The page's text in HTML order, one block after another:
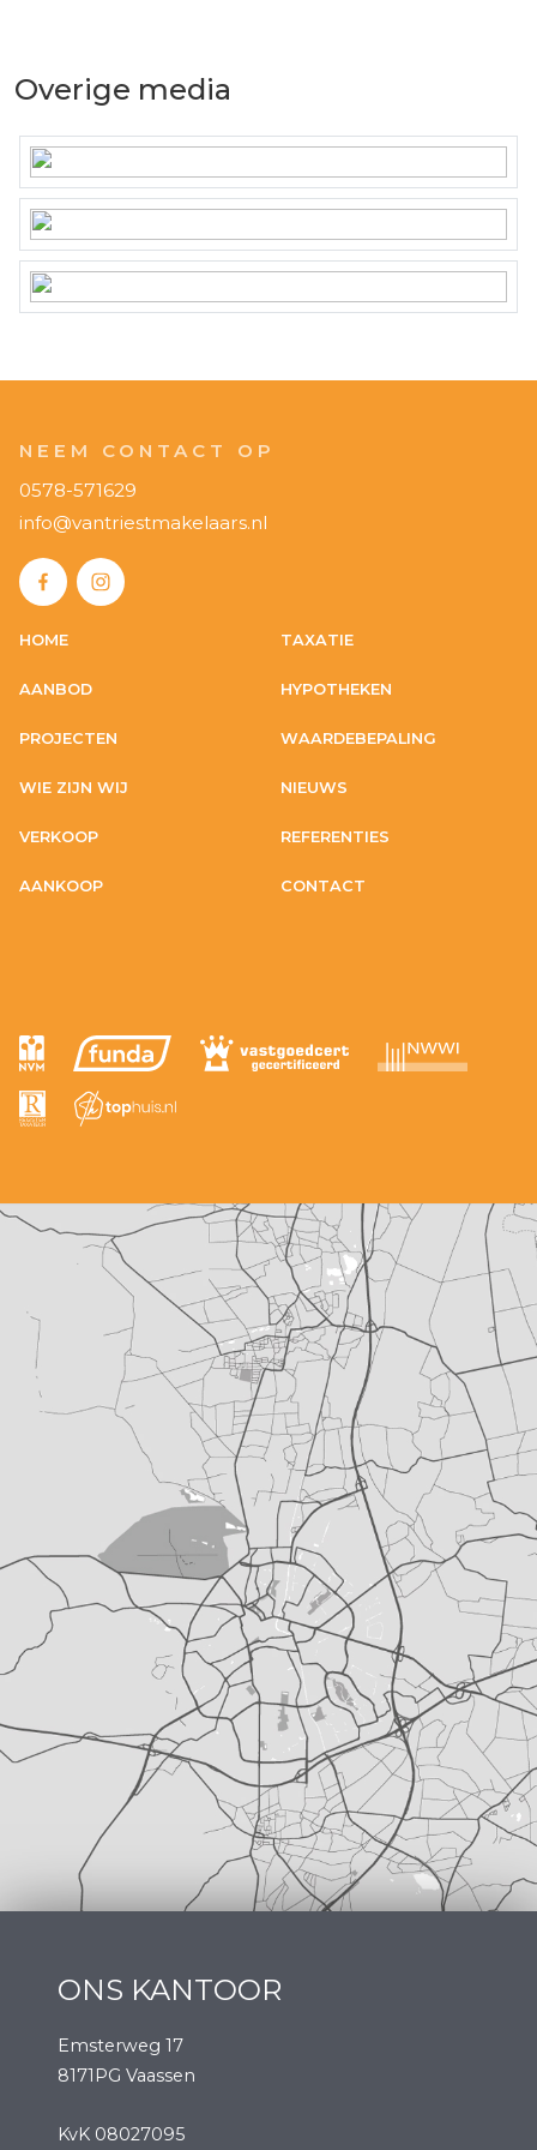
Overige media
NEEM CONTACT OP
0578-571629
info@vantriestmakelaars.nl
HOME
AANBOD
PROJECTEN
WIE ZIJN WIJ
VERKOOP
AANKOOP
TAXATIE
HYPOTHEKEN
WAARDEBEPALING
NIEUWS
REFERENTIES
CONTACT
ONS KANTOOR
Emsterweg 17
8171PG Vaassen
KvK 08027095